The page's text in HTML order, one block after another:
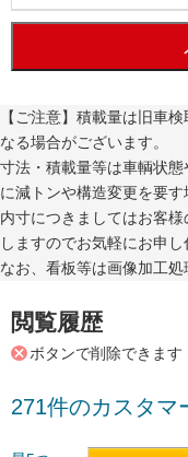
【ご注意】積載量は旧車
なる場合がございます。
寸法・積載量等は車輌状
に減トンや構造変更を要す
内寸につきましてはお客
しますのでお気軽にお申し
なお、看板等は画像加工処
閲覧履歴
ボタンで削除できます
271件のカスタマ